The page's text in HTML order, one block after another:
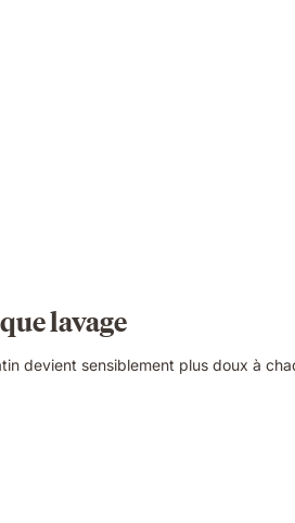
lavage
devient sensiblement plus doux à